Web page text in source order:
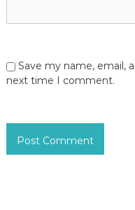
Save my name, email,
next time I comment.